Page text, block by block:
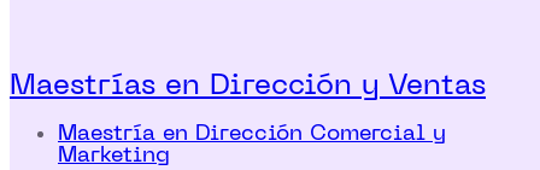
Maestrías en Dirección y Ventas
Maestría en Dirección Comercial y
Marketing